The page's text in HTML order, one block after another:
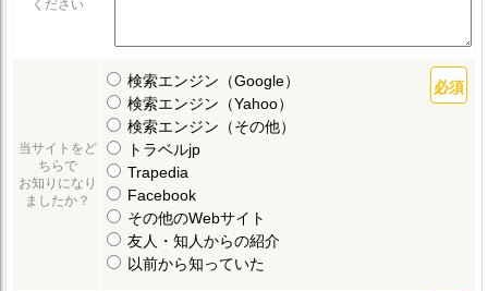
ください
当サイトをど
ちらで
お知りになり
ましたか？
検索エンジン（Google）
検索エンジン（Yahoo）
検索エンジン（その他）
トラベルjp
Trapedia
Facebook
その他のWebサイト
友人・知人からの紹介
以前から知っていた